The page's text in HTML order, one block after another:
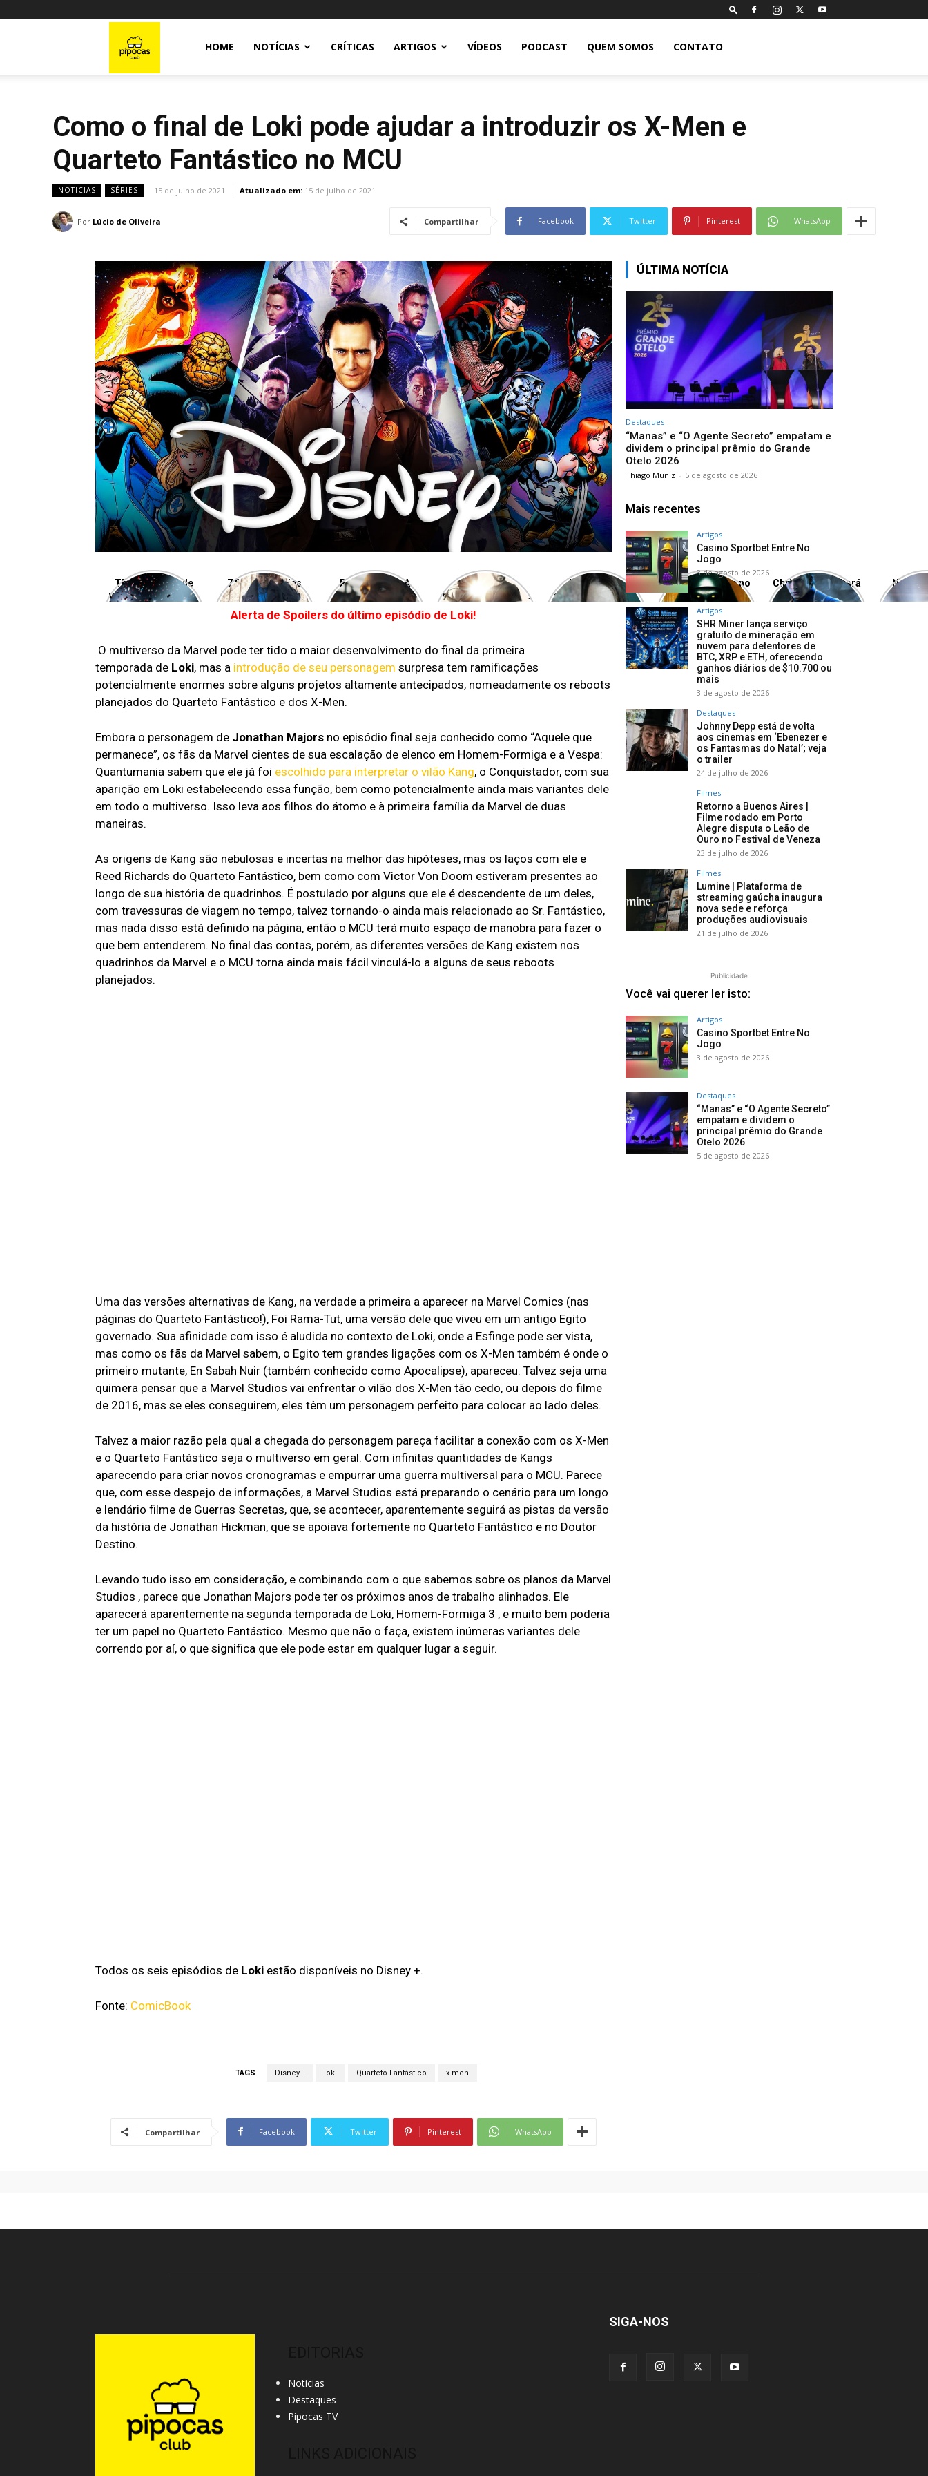
HOME NOTÍCIAS CRÍTICAS ARTIGOS VÍDEOS PODCAST QUEM SOMOS CONTATO
Como o final de Loki pode ajudar a introduzir os X-Men e
Quarteto Fantástico no MCU
NOTICIAS SÉRIES 15 de julho de 2021 Atualizado em: 15 de julho de 2021
Por Lúcio de Oliveira Compartilhar Facebook Twitter Pinterest WhatsApp
The Boys está de
volta! Aqui estão as
7 filmes e séries
que chegarão na
Resistência – A
próxima evolução
ambicioso
Entenda as
polêmicas por trás
Liberdade
Novo terror
alienígena chegou
hoje no streaming
e está dando o que
A Freira 2 segue no
topo das
bilheterias; veja o
top 10
Chris Evans voltará
a ser o Capitão
Nosso
Alerta de Spoilers do último episódio de Loki!
O multiverso da Marvel pode ter tido o maior desenvolvimento do final da primeira
temporada de Loki, mas a introdução de seu personagem surpresa tem ramificações
potencialmente enormes sobre alguns projetos altamente antecipados, nomeadamente os reboots
planejados do Quarteto Fantástico e dos X-Men.
Embora o personagem de Jonathan Majors no episódio final seja conhecido como “Aquele que
permanece”, os fãs da Marvel cientes de sua escalação de elenco em Homem-Formiga e a Vespa:
Quantumania sabem que ele já foi escolhido para interpretar o vilão Kang, o Conquistador, com sua
aparição em Loki estabelecendo essa função, bem como potencialmente ainda mais variantes dele
em todo o multiverso. Isso leva aos filhos do átomo e à primeira família da Marvel de duas
maneiras.
As origens de Kang são nebulosas e incertas na melhor das hipóteses, mas os laços com ele e
Reed Richards do Quarteto Fantástico, bem como com Victor Von Doom estiveram presentes ao
longo de sua história de quadrinhos. É postulado por alguns que ele é descendente de um deles,
com travessuras de viagem no tempo, talvez tornando-o ainda mais relacionado ao Sr. Fantástico,
mas nada disso está definido na página, então o MCU terá muito espaço de manobra para fazer o
que bem entenderem. No final das contas, porém, as diferentes versões de Kang existem nos
quadrinhos da Marvel e o MCU torna ainda mais fácil vinculá-lo a alguns de seus reboots
planejados.
Uma das versões alternativas de Kang, na verdade a primeira a aparecer na Marvel Comics (nas
páginas do Quarteto Fantástico!), Foi Rama-Tut, uma versão dele que viveu em um antigo Egito
governado. Sua afinidade com isso é aludida no contexto de Loki, onde a Esfinge pode ser vista,
mas como os fãs da Marvel sabem, o Egito tem grandes ligações com os X-Men também é onde o
primeiro mutante, En Sabah Nuir (também conhecido como Apocalipse), apareceu. Talvez seja uma
quimera pensar que a Marvel Studios vai enfrentar o vilão dos X-Men tão cedo, ou depois do filme
de 2016, mas se eles conseguirem, eles têm um personagem perfeito para colocar ao lado deles.
Talvez a maior razão pela qual a chegada do personagem pareça facilitar a conexão com os X-Men
e o Quarteto Fantástico seja o multiverso em geral. Com infinitas quantidades de Kangs
aparecendo para criar novos cronogramas e empurrar uma guerra multiversal para o MCU. Parece
que, com esse despejo de informações, a Marvel Studios está preparando o cenário para um longo
e lendário filme de Guerras Secretas, que, se acontecer, aparentemente seguirá as pistas da versão
da história de Jonathan Hickman, que se apoiava fortemente no Quarteto Fantástico e no Doutor
Destino.
Levando tudo isso em consideração, e combinando com o que sabemos sobre os planos da Marvel
Studios , parece que Jonathan Majors pode ter os próximos anos de trabalho alinhados. Ele
aparecerá aparentemente na segunda temporada de Loki, Homem-Formiga 3 , e muito bem poderia
ter um papel no Quarteto Fantástico. Mesmo que não o faça, existem inúmeras variantes dele
correndo por aí, o que significa que ele pode estar em qualquer lugar a seguir.
Todos os seis episódios de Loki estão disponíveis no Disney +.
Fonte: ComicBook
TAGS Disney+ loki Quarteto Fantástico x-men
Compartilhar Facebook Twitter Pinterest WhatsApp
ÚLTIMA NOTÍCIA
Destaques
“Manas” e “O Agente Secreto” empatam e
dividem o principal prêmio do Grande
Otelo 2026
Thiago Muniz - 5 de agosto de 2026
Mais recentes
Artigos
Casino Sportbet Entre No
Jogo
3 de agosto de 2026
Artigos
SHR Miner lança serviço
gratuito de mineração em
nuvem para detentores de
BTC, XRP e ETH, oferecendo
ganhos diários de $10.700 ou
mais
3 de agosto de 2026
Destaques
Johnny Depp está de volta
aos cinemas em ‘Ebenezer e
os Fantasmas do Natal’; veja
o trailer
24 de julho de 2026
Filmes
Retorno a Buenos Aires |
Filme rodado em Porto
Alegre disputa o Leão de
Ouro no Festival de Veneza
23 de julho de 2026
Filmes
Lumine | Plataforma de
streaming gaúcha inaugura
nova sede e reforça
produções audiovisuais
21 de julho de 2026
Publicidade
Você vai querer ler isto:
Artigos
Casino Sportbet Entre No
Jogo
3 de agosto de 2026
Destaques
“Manas” e “O Agente Secreto”
empatam e dividem o
principal prêmio do Grande
Otelo 2026
5 de agosto de 2026
Noticias
Destaques
Pipocas TV
SIGA-NOS